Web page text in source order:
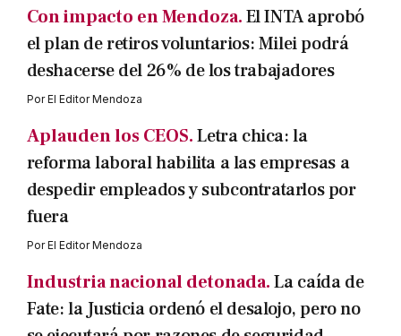
Con impacto en Mendoza.El INTA aprobó
el plan de retiros voluntarios: Milei podrá
deshacerse del 26% de los trabajadores
PorEl Editor Mendoza
Aplauden los CEOS.Letra chica: la
reforma laboral habilita a las empresas a
despedir empleados y subcontratarlos por
fuera
PorEl Editor Mendoza
Industria nacional detonada.La caída de
Fate: la Justicia ordenó el desalojo, pero no